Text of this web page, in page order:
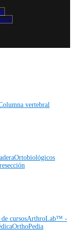
vertebral
Ortobiológicos
cursosArthroLab™ -
OrthoPedia